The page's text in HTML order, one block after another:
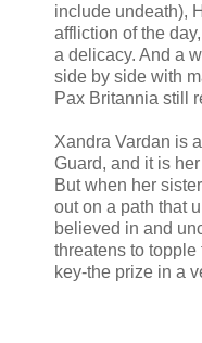
include undeath),
affliction of the
a delicacy. And a
side by side with
Pax Britannia still
Xandra Vardan is
Guard, and it is
But when her
out on a path that
believed in and
threatens to
key-the prize in a